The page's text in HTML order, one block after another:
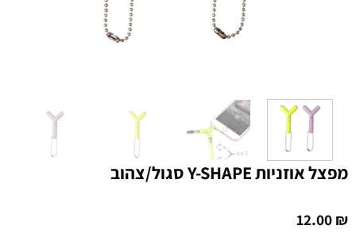
מפצל אוזניות Y-SHAPE סגול/צהוב
12.00₪